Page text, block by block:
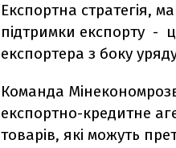
Експортна стратегія,
підтримки експорту -
експортера з боку
Команда
експортно-кредитне
товарів, які можуть